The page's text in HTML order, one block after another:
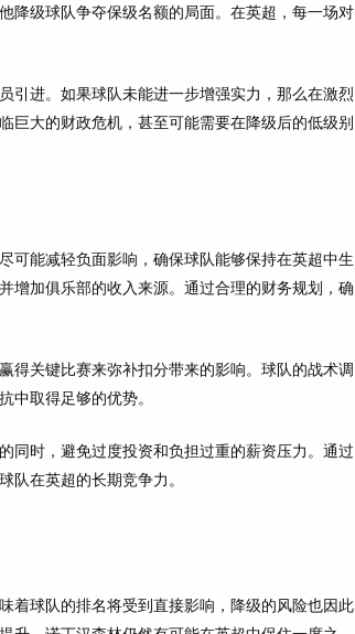
降级球队争夺保级名额的局面。在英超，每一场对
引进。如果球队未能进一步增强实力，那么在激烈
巨大的财政危机，甚至可能需要在降级后的低级别
可能减轻负面影响，确保球队能够保持在英超中生
增加俱乐部的收入来源。通过合理的财务规划，确
得关键比赛来弥补扣分带来的影响。球队的战术调
取得足够的优势。
同时，避免过度投资和负担过重的薪资压力。通过
在英超的长期竞争力。
着球队的排名将受到直接影响，降级的风险也因此